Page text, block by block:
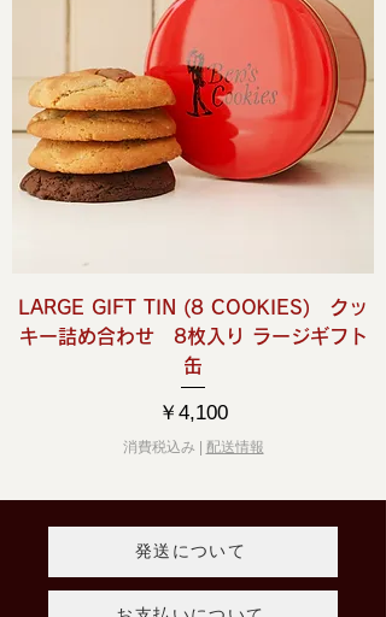
LARGE GIFT TIN (8 COOKIES) クッ
キー詰め合わせ 8枚入り ラージギフト
缶
価格
￥4,100
消費税込み 配送情報
発送について